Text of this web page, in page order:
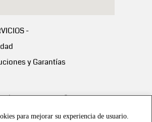
para mejorar su experiencia de usuario.
-
y Garantías
ahora y paga en 3 cuotas